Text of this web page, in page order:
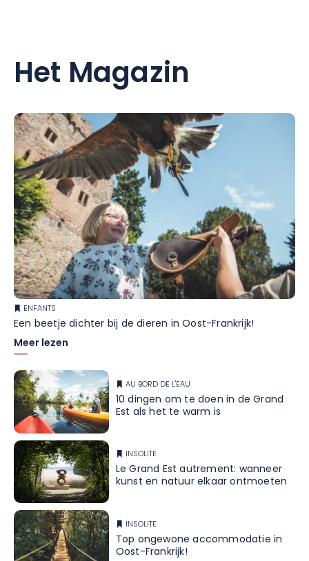
Het Magazin
ENFANTS
Een beetje dichter bij de dieren in Oost-Frankrijk!
Meer lezen
AU BORD DE L'EAU
10 dingen om te doen in de Grand
Est als het te warm is
INSOLITE
Le Grand Est autrement: wanneer
kunst en natuur elkaar ontmoeten
INSOLITE
Top ongewone accommodatie in
Oost-Frankrijk!